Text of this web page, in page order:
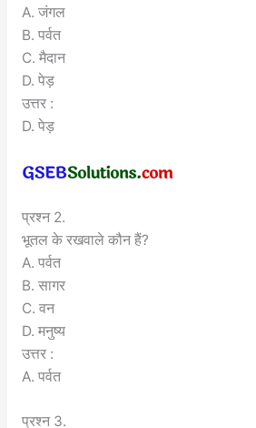
A. जंगल
B. पर्वत
C. मैदान
D. पेड़
उत्तर :
D. पेड़
प्रश्न 2.
भूतल के रखवाले कौन हैं?
A. पर्वत
B. सागर
C. वन
D. मनुष्य
उत्तर :
A. पर्वत
प्रश्न 3.